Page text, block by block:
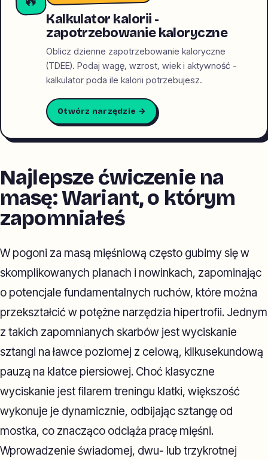
Kalkulator kalorii -
zapotrzebowanie kaloryczne
Oblicz dzienne zapotrzebowanie kaloryczne
(TDEE). Podaj wagę, wzrost, wiek i aktywność -
kalkulator poda ile kalorii potrzebujesz.
Otwórz narzędzie →
Najlepsze ćwiczenie na
masę: Wariant, o którym
zapomniałeś
W pogoni za masą mięśniową często gubimy się w
skomplikowanych planach i nowinkach, zapominając
o potencjale fundamentalnych ruchów, które można
przekształcić w potężne narzędzia hipertrofii. Jednym
z takich zapomnianych skarbów jest wyciskanie
sztangi na ławce poziomej z celową, kilkusekundową
pauzą na klatce piersiowej. Choć klasyczne
wyciskanie jest filarem treningu klatki, większość
wykonuje je dynamicznie, odbijając sztangę od
mostka, co znacząco odciąża pracę mięśni.
Wprowadzenie świadomej, dwu- lub trzykrotnej